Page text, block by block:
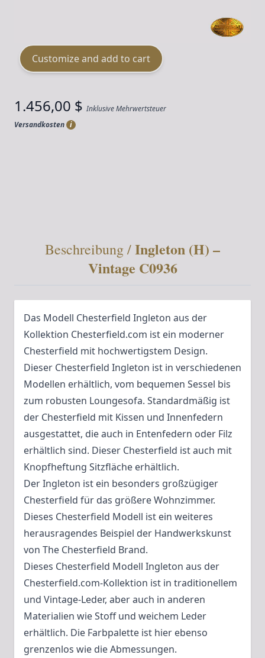
Customize and add to cart
1.456,00 $ Inklusive Mehrwertsteuer
Versandkosten i
Beschreibung /Ingleton (H) –
Vintage C0936
Das Modell Chesterfield Ingleton aus der
Kollektion Chesterfield.com ist ein moderner
Chesterfield mit hochwertigstem Design.
Dieser Chesterfield Ingleton ist in verschiedenen
Modellen erhältlich, vom bequemen Sessel bis
zum robusten Loungesofa. Standardmäßig ist
der Chesterfield mit Kissen und Innenfedern
ausgestattet, die auch in Entenfedern oder Filz
erhältlich sind. Dieser Chesterfield ist auch mit
Knopfheftung Sitzfläche erhältlich.
Der Ingleton ist ein besonders großzügiger
Chesterfield für das größere Wohnzimmer.
Dieses Chesterfield Modell ist ein weiteres
herausragendes Beispiel der Handwerkskunst
von The Chesterfield Brand.
Dieses Chesterfield Modell Ingleton aus der
Chesterfield.com-Kollektion ist in traditionellem
und Vintage-Leder, aber auch in anderen
Materialien wie Stoff und weichem Leder
erhältlich. Die Farbpalette ist hier ebenso
grenzenlos wie die Abmessungen.